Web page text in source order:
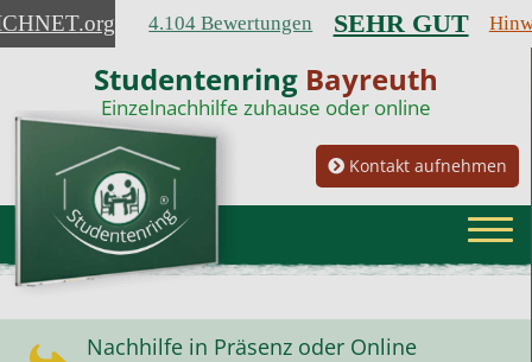
.org 4.104 Bewertungen SEHR GUT
Studentenring Bayreuth
Einzelnachhilfe zuhause oder online
Kontakt aufnehmen
Nachhilfe in Präsenz oder Online